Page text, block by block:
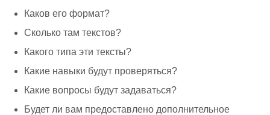
Каков его формат?
Сколько там текстов?
Какого типа эти тексты?
Какие навыки будут проверяться?
Какие вопросы будут задаваться?
Будет ли вам предоставлено дополнительное